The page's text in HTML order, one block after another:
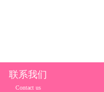
联系我们
Contact us